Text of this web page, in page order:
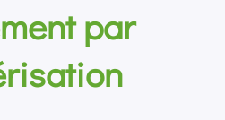
par